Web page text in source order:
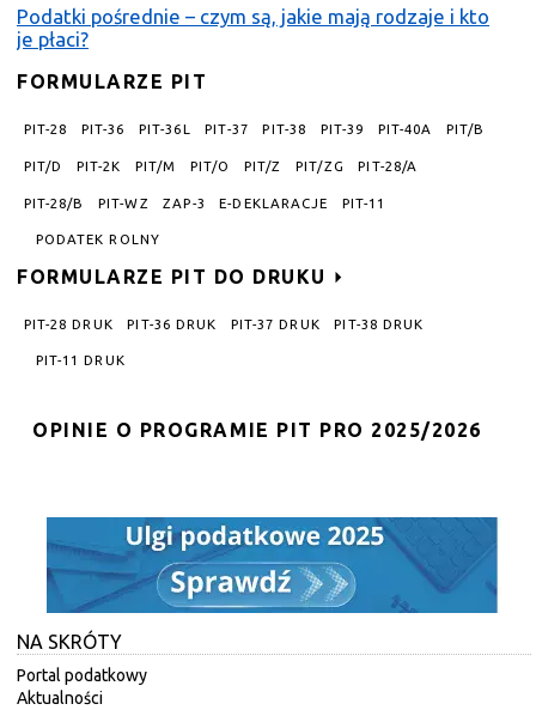
Podatki pośrednie – czym są, jakie mają rodzaje i kto
je płaci?
FORMULARZE PIT
PIT-28 PIT-36 PIT-36L PIT-37 PIT-38 PIT-39 PIT-40A PIT/B
PIT/D PIT-2K PIT/M PIT/O PIT/Z PIT/ZG PIT-28/A
PIT-28/B PIT-WZ ZAP-3 E-DEKLARACJE PIT-11
PODATEK ROLNY
FORMULARZE PIT DO DRUKU
PIT-28 DRUK PIT-36 DRUK PIT-37 DRUK PIT-38 DRUK
PIT-11 DRUK
OPINIE O PROGRAMIE PIT PRO 2025/2026
NA SKRÓTY
Portal podatkowy
Aktualności